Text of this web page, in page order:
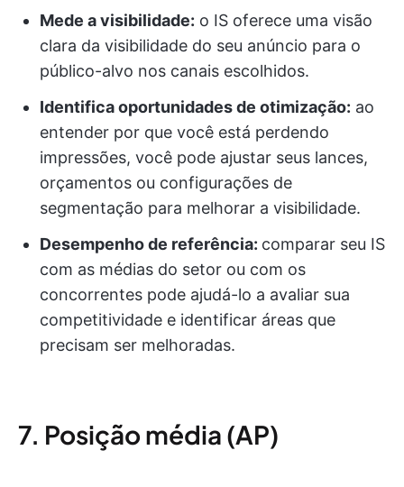
Mede a visibilidade: o IS oferece uma visão
clara da visibilidade do seu anúncio para o
público-alvo nos canais escolhidos.
Identifica oportunidades de otimização: ao
entender por que você está perdendo
impressões, você pode ajustar seus lances,
orçamentos ou configurações de
segmentação para melhorar a visibilidade.
Desempenho de referência: comparar seu IS
com as médias do setor ou com os
concorrentes pode ajudá-lo a avaliar sua
competitividade e identificar áreas que
precisam ser melhoradas.
7. Posição média (AP)